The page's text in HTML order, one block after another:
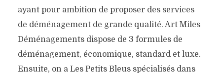
ayant pour ambition de proposer des services
de déménagement de grande qualité. Art Miles
Déménagements dispose de 3 formules de
déménagement, économique, standard et luxe.
Ensuite, on a Les Petits Bleus spécialisés dans